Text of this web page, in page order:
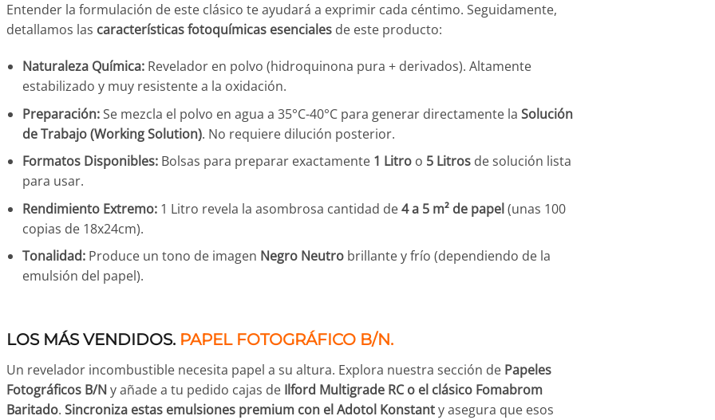
Entender la formulación de este clásico te ayudará a exprimir cada céntimo. Seguidamente,
detallamos las características fotoquímicas esencialesde este producto:
Naturaleza Química: Revelador en polvo (hidroquinona pura + derivados). Altamente
estabilizado y muy resistente a la oxidación.
Preparación:Se mezcla el polvo en agua a 35°C-40°C para generar directamente laSolución
de Trabajo (Working Solution). No requiere dilución posterior.
Formatos Disponibles: Bolsas para preparar exactamente 1 Litro o 5 Litros de solución lista
para usar.
Rendimiento Extremo: 1 Litro revela la asombrosa cantidad de4 a 5 m² de papel (unas 100
copias de 18x24cm).
Tonalidad: Produce un tono de imagen Negro Neutro brillante y frío (dependiendo de la
emulsión del papel).
LOS MÁS VENDIDOS. PAPEL FOTOGRÁFICO B/N.
Un revelador incombustible necesita papel a su altura. Explora nuestra sección de Papeles
Fotográficos B/Ny añade a tu pedido cajas de Ilford Multigrade RC o el clásico Fomabrom
Baritado. Sincroniza estas emulsiones premium con el Adotol Konstanty asegura que esos